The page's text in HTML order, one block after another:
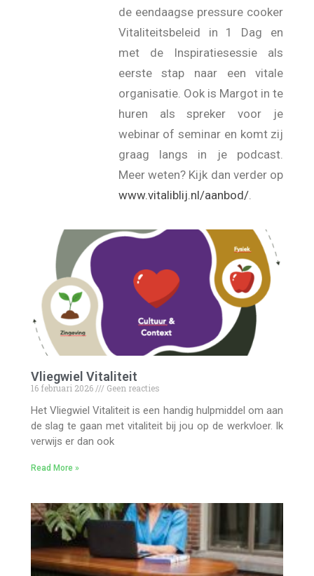
de eendaagse pressure cooker
Vitaliteitsbeleid in 1 Dag en
met de Inspiratiesessie als
eerste stap naar een vitale
organisatie. Ook is Margot in te
huren als spreker voor je
webinar of seminar en komt zij
graag langs in je podcast.
Meer weten? Kijk dan verder op
www.vitaliblij.nl/aanbod/.
Vliegwiel Vitaliteit
16 februari 2026 Geen reacties
Het Vliegwiel Vitaliteit is een handig hulpmiddel om aan
de slag te gaan met vitaliteit bij jou op de werkvloer. Ik
verwijs er dan ook
Read More »